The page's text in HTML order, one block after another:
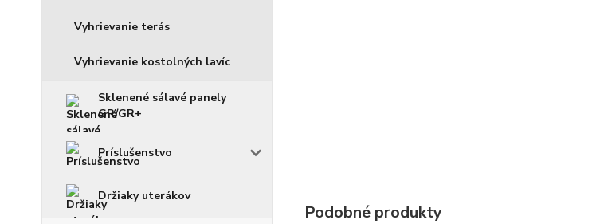
Vyhrievanie terás
Vyhrievanie kostolných lavíc
Sklenené sálavé panely
GR/GR+
Príslušenstvo
Držiaky uterákov
Podobné produkty